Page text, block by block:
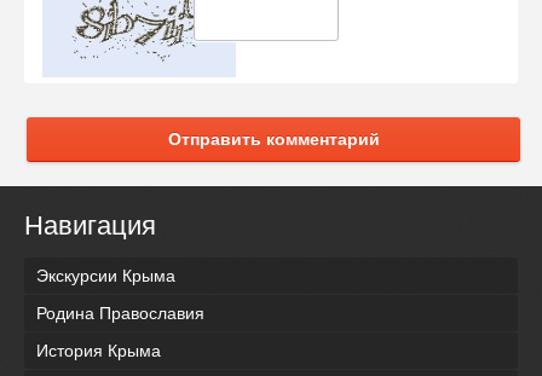
Отправить комментарий
Навигация
Экскурсии Крыма
Родина Православия
История Крыма